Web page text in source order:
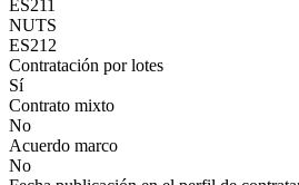
ES211
NUTS
ES212
Contratación por lotes
Sí
Contrato mixto
No
Acuerdo marco
No